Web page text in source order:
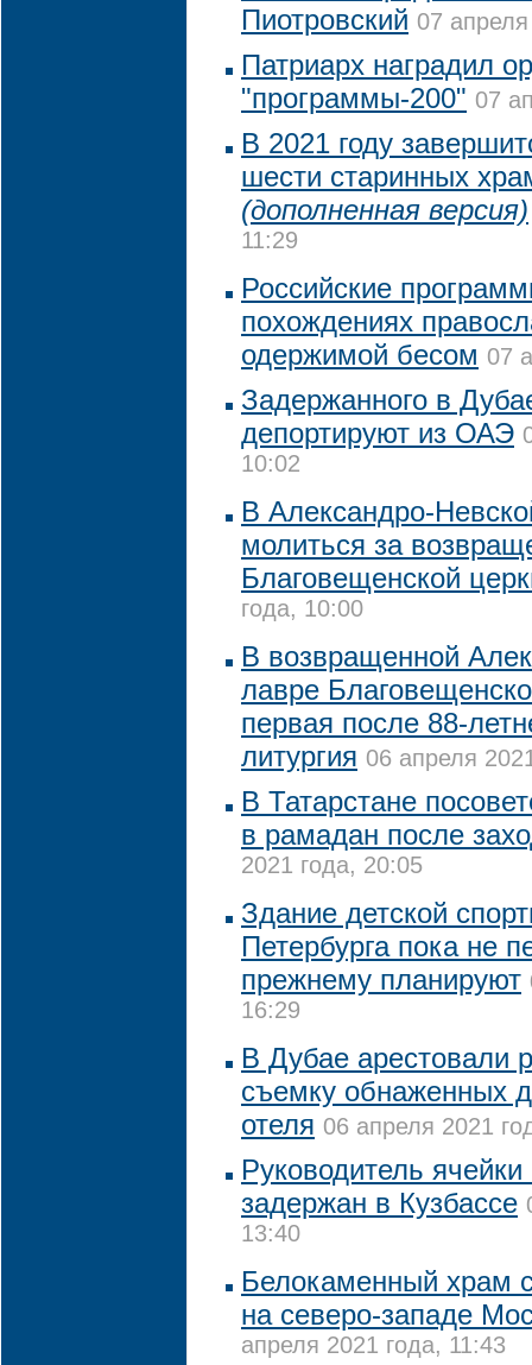
Пиотровский 07
Патриарх наградил
"программы-200" 07
В 2021 году
шести старинных
(дополненная версия)
11:29
Российские
похождениях
одержимой бесом 07
Задержанного в
депортируют из ОАЭ
10:02
В Александро-
молиться за
Благовещенской
года, 10:00
В возвращенной
лавре
первая после 88-
литургия 06 апреля
В Татарстане
в рамадан после
2021 года, 20:05
Здание детской
Петербурга пока не
прежнему планируют
16:29
В Дубае арестовали
съемку обнаженных
отеля 06 апреля 2021
Руководитель ячейки
задержан в Кузбассе
13:40
Белокаменный храм
на северо-западе
апреля 2021 года, 11:43